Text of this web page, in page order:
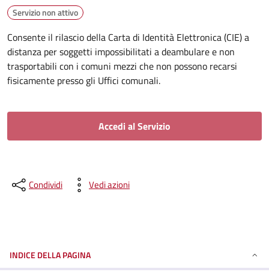
Servizio non attivo
Consente il rilascio della Carta di Identità Elettronica (CIE) a
distanza per soggetti impossibilitati a deambulare e non
trasportabili con i comuni mezzi che non possono recarsi
fisicamente presso gli Uffici comunali.
Accedi al Servizio
Condividi Vedi azioni
INDICE DELLA PAGINA